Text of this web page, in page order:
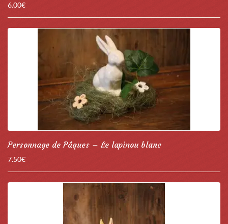
6.00€
Personnage de Pâques – Le lapinou blanc
7.50€